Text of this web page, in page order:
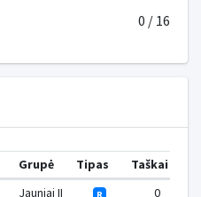
0 / 16
Grupė Tipas Taškai
Jauniai II
R 0